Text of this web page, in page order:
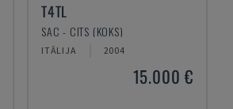
T4TL
SAC - CITS (KOKS)
ITĀLIJA 2004
15.000 €